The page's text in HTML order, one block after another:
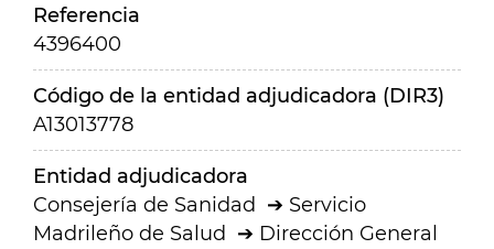
Referencia
4396400
Código de la entidad adjudicadora (DIR3)
A13013778
Entidad adjudicadora
Consejería de Sanidad
Servicio
Madrileño de Salud
Dirección General